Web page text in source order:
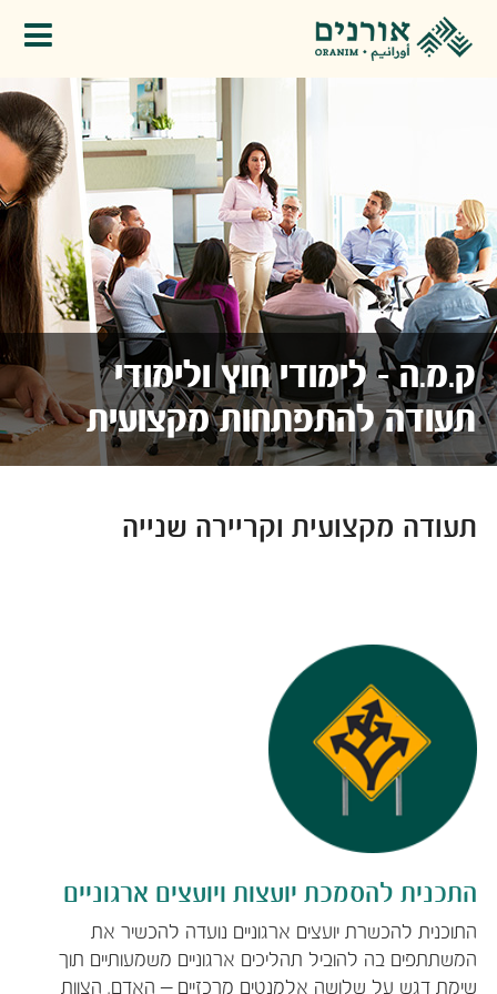
ק.מ.ה - לימודי חוץ ולימודי
תעודה להתפתחות מקצועית
תעודה מקצועית וקריירה שנייה
התכנית להסמכת יועצות ויועצים ארגוניים ​
התוכנית להכשרת יועצים ארגוניים נועדה להכשיר את
המשתתפים בה להוביל תהליכים ארגוניים משמעותיים תוך
שימת דגש על שלושה אלמנטים מרכזיים – האדם, הצוות